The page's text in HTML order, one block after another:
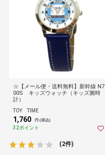
☆【メール便・送料無料】新幹線 N7
00S キッズウォッチ（キッズ腕時
計）
TOY TIME
1,760 円 (税込)
32ポイント
(2件)